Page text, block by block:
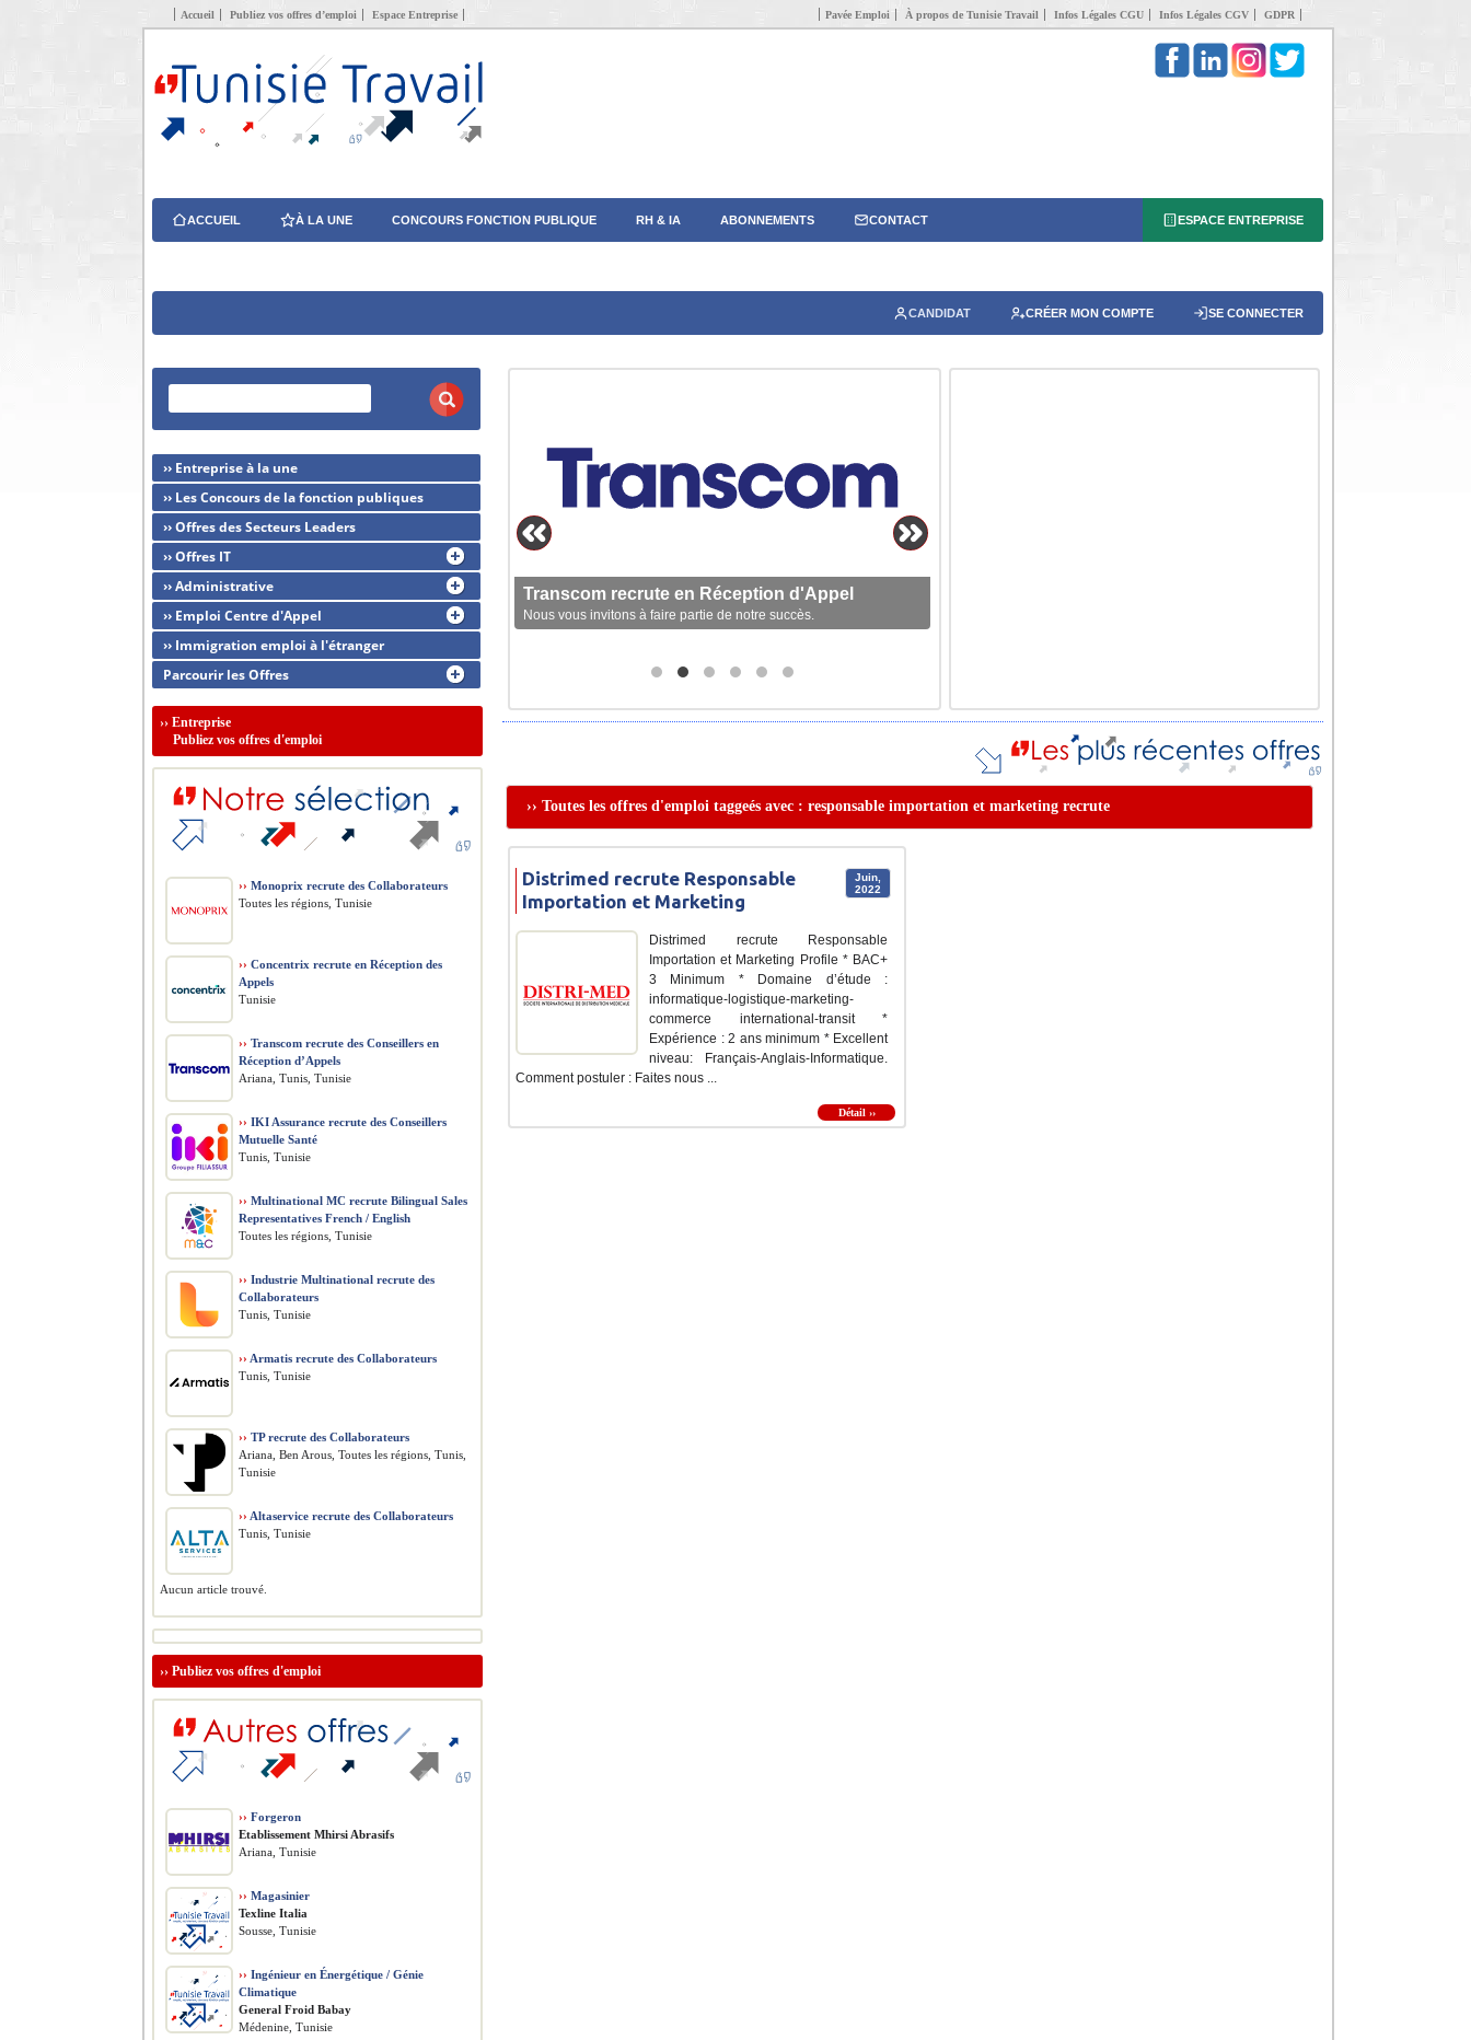
Accueil Publiez vos offres d’emploi Espace Entreprise Pavée Emploi À propos de Tunisie Travail Infos Légales CGU Infos Légales CGV GDPR
ACCUEIL À LA UNE CONCOURS FONCTION PUBLIQUE RH & IA ABONNEMENTS CONTACT ESPACE ENTREPRISE
CANDIDAT CRÉER MON COMPTE SE CONNECTER
Transcom recrute en Réception d'Appel
Nous vous invitons à faire partie de notre succès.
›› Toutes les offres d'emploi taggeés avec : responsable importation et marketing recrute
Juin,
2022
Distrimed recrute Responsable
Importation et Marketing
Distrimed recrute Responsable
Importation et Marketing Profile * BAC+
3 Minimum * Domaine d’étude :
informatique-logistique-marketing-
commerce international-transit *
Expérience : 2 ans minimum * Excellent
niveau: Français-Anglais-Informatique.
Comment postuler : Faites nous ...
Détail ››
›› Entreprise à la une
›› Les Concours de la fonction publiques
›› Offres des Secteurs Leaders
›› Offres IT
›› Administrative
›› Emploi Centre d'Appel
›› Immigration emploi à l'étranger
Parcourir les Offres
›› Entreprise
Publiez vos offres d'emploi
›› Monoprix recrute des Collaborateurs
Toutes les régions, Tunisie
›› Concentrix recrute en Réception des
Appels
Tunisie
›› Transcom recrute des Conseillers en
Réception d’Appels
Ariana, Tunis, Tunisie
›› IKI Assurance recrute des Conseillers
Mutuelle Santé
Tunis, Tunisie
›› Multinational MC recrute Bilingual Sales
Representatives French / English
Toutes les régions, Tunisie
›› Industrie Multinational recrute des
Collaborateurs
Tunis, Tunisie
›› Armatis recrute des Collaborateurs
Tunis, Tunisie
›› TP recrute des Collaborateurs
Ariana, Ben Arous, Toutes les régions, Tunis,
Tunisie
›› Altaservice recrute des Collaborateurs
Tunis, Tunisie
Aucun article trouvé.
›› Publiez vos offres d'emploi
›› Forgeron
Etablissement Mhirsi Abrasifs
Ariana, Tunisie
›› Magasinier
Texline Italia
Sousse, Tunisie
›› Ingénieur en Énergétique / Génie
Climatique
General Froid Babay
Médenine, Tunisie